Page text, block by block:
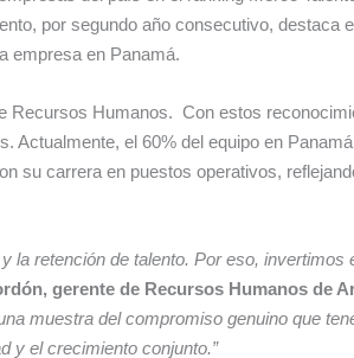
por segundo año consecutivo, destaca
empresa en Panamá.
Recursos Humanos. Con estos
Actualmente, el 60% del equipo en
su carrera en puestos operativos,
la retención de talento. Por eso, invertimos
gerente de Recursos Humanos de
muestra del compromiso genuino que
y el crecimiento conjunto.”